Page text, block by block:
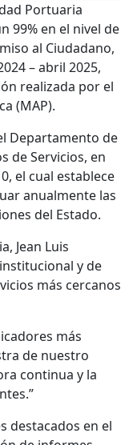
Portuaria
99% en el nivel de
al Ciudadano,
– abril 2025,
realizada por el
(MAP).
Departamento de
de Servicios, en
el cual establece
anualmente las
del Estado.
Jean Luis
y de
más cercanos
más
de nuestro
continua y la
destacados en el